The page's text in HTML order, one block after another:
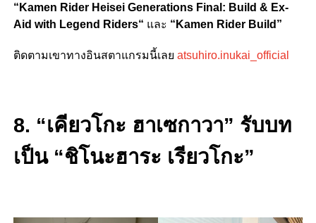
“ Kamen Rider Heisei Generations Final: Build & Ex-
Aid with Legend Riders“ และ “ Kamen Rider Build”
ติดตามเขาทางอินสตาแกรมนี้เลย atsuhiro.inukai_official
8. “เคียวโกะ ฮาเซกาวา” รับบท
เป็น “ชิโนะฮาระ เรียวโกะ”